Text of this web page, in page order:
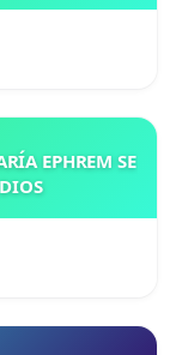
EPHREM SE